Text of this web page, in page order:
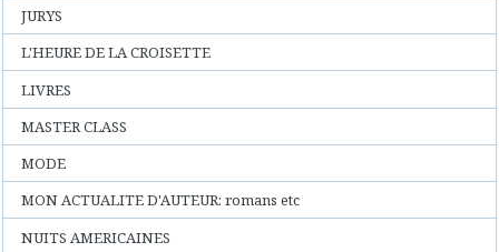
JURYS
L'HEURE DE LA CROISETTE
LIVRES
MASTER CLASS
MODE
MON ACTUALITE D'AUTEUR: romans etc
NUITS AMERICAINES